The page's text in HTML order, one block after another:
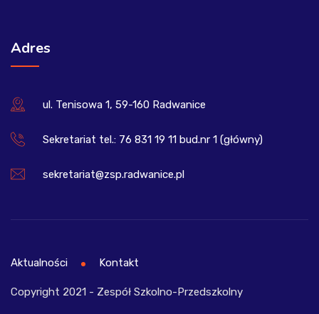
Adres
ul. Tenisowa 1, 59-160 Radwanice
Sekretariat tel.: 76 831 19 11 bud.nr 1 (główny)
sekretariat@zsp.radwanice.pl
Copyright 2021 - Zespół Szkolno-Przedszkolny
Aktualności Kontakt